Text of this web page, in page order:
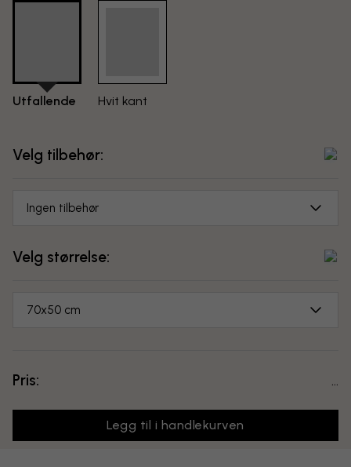
Utfallende Hvit kant
Velg tilbehør:
Ingen tilbehør
Velg størrelse:
70x50 cm
Pris:
Legg til i handlekurven